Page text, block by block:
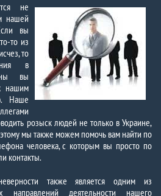
не
нашей
вы
то из
то
в
вы
нашим
Наше
розыск людей не только в Украине,
мы также можем помочь вам найти по
человека, с которым вы просто по
контакты.
также является одним из
направлений деятельности нашего